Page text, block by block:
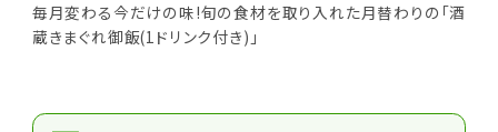
毎月変わる今だけの味!旬の食材を取り入れた月替わりの「酒
蔵きまぐれ御飯(1ドリンク付き)」